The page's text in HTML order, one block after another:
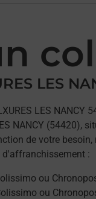
LES
LES NANCY
NANCY (54420),
de votre
:
ou
ou